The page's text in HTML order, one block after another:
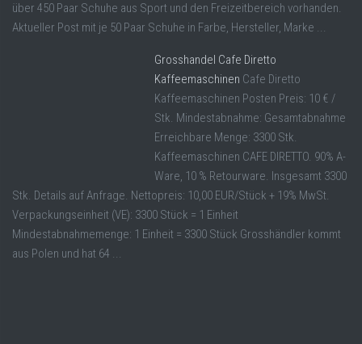
über 450 Paar Schuhe aus Sport und den Freizeitbereich vorhanden.
Aktueller Post mit je 50 Paar Schuhe in Farbe, Hersteller, Marke ...
Grosshandel Cafe Diretto
Kaffeemaschinen Cafe Diretto
Kaffeemaschinen Posten Preis: 10 € /
Stk. Mindestabnahme: Gesamtabnahme
Erreichbare Menge: 3300 Stk.
Kaffeemaschinen CAFE DIRETTO. 90% A-
Ware, 10 % Retourware. Insgesamt 3300
Stk. Details auf Anfrage. Nettopreis: 10,00 EUR/Stück + 19% MwSt.
Verpackungseinheit (VE): 3300 Stück = 1 Einheit
Mindestabnahmemenge: 1 Einheit = 3300 Stück Grosshändler kommt
aus Polen und hat 64 ...